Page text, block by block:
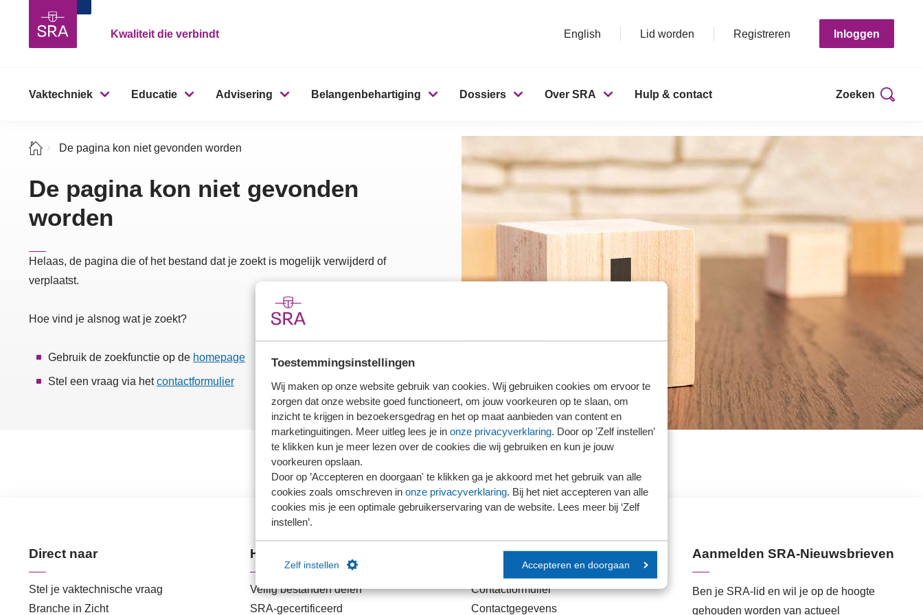
Toestemmingsinstellingen
Wij maken op onze website gebruik van cookies. Wij gebruiken cookies om ervoor te
zorgen dat onze website goed functioneert, om jouw voorkeuren op te slaan, om
inzicht te krijgen in bezoekersgedrag en het op maat aanbieden van content en
marketinguitingen. Meer uitleg lees je in onze privacyverklaring. Door op ’Zelf instellen’
te klikken kun je meer lezen over de cookies die wij gebruiken en kun je jouw
voorkeuren opslaan.
Door op ’Accepteren en doorgaan' te klikken ga je akkoord met het gebruik van alle
cookies zoals omschreven in onze privacyverklaring. Bij het niet accepteren van alle
cookies mis je een optimale gebruikerservaring van de website. Lees meer bij ‘Zelf
instellen’.
Zelf instellen Accepteren en doorgaan
Kwaliteit die verbindt English Lid worden Registreren Inloggen
Vaktechniek Educatie Advisering Belangenbehartiging Dossiers Over SRA Hulp & contact Zoeken
De pagina kon niet gevonden worden
De pagina kon niet gevonden
worden
Helaas, de pagina die of het bestand dat je zoekt is mogelijk verwijderd of
verplaatst.
Hoe vind je alsnog wat je zoekt?
Gebruik de zoekfunctie op de homepage
Stel een vraag via hetcontactformulier
Direct naar
Stel je vaktechnische vraag
Branche in Zicht
Handige links
Veilig bestanden delen
SRA-gecertificeerd
Contact
Contactformulier
Contactgegevens
Aanmelden SRA-Nieuwsbrieven
Ben je SRA-lid en wil je op de hoogte
gehouden worden van actueel